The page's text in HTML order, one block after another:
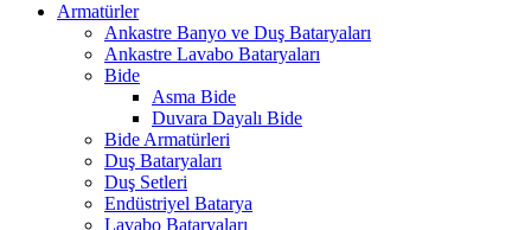
Armatürler
Ankastre Banyo ve Duş Bataryaları
Ankastre Lavabo Bataryaları
Bide
Asma Bide
Duvara Dayalı Bide
Bide Armatürleri
Duş Bataryaları
Duş Setleri
Endüstriyel Batarya
Lavabo Bataryaları